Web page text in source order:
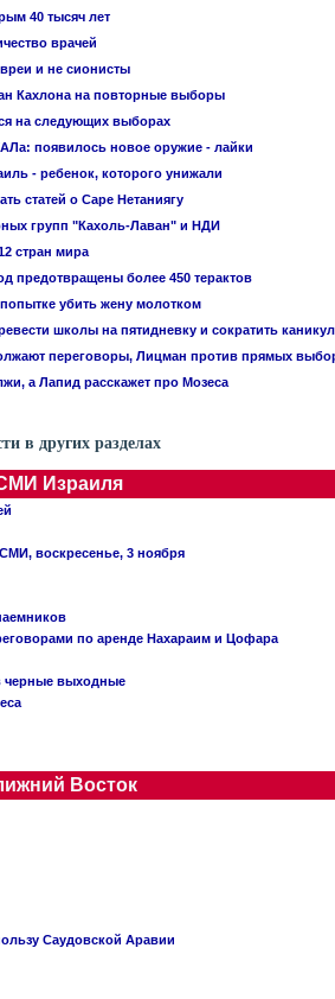
40 тысяч лет
врачей
и не сионисты
Кахлона на повторные выборы
на следующих выборах
появилось новое оружие - лайки
- ребенок, которого унижали
статей о Саре Нетаниягу
групп "Кахоль-Лаван" и НДИ
стран мира
предотвращены более 450 терактов
убить жену молотком
школы на пятидневку и сократить
переговоры, Лицман против прямых
а Лапид расскажет про Мозеса
в других разделах
Израиля
воскресенье, 3 ноября
по аренде Нахараим и Цофара
черные выходные
Восток
Саудовской Аравии